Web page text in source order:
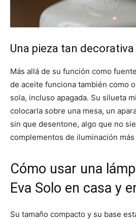
Una pieza tan
Más allá de su función como
de aceite funciona también como
sola, incluso apagada. Su silueta
colocarla sobre una mesa, un
sin que desentone, algo que no
complementos de iluminación
Cómo usar una
Eva Solo en casa y
Su tamaño compacto y su base